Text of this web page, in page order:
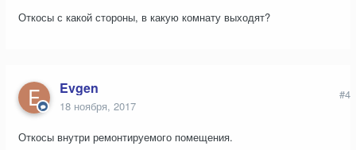
Откосы с какой стороны, в какую комнату выходят?
Evgen
18 ноября, 2017
#4
Откосы внутри ремонтируемого помещения.